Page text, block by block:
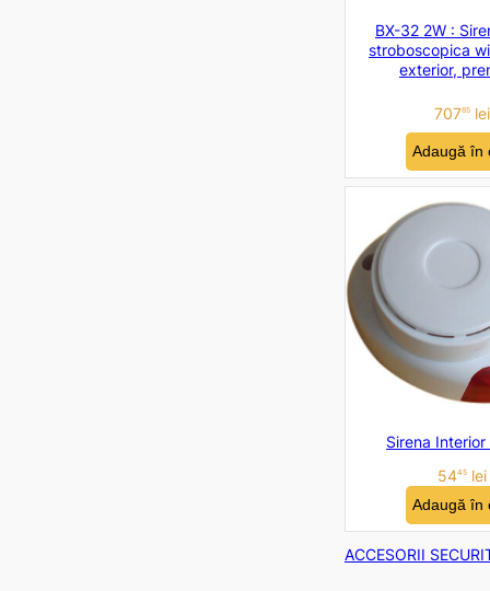
BX-32 2W :
stroboscopica
exterior,
70785lei
Adaugă în
Sirena
5445lei
Adaugă în
ACCESORII